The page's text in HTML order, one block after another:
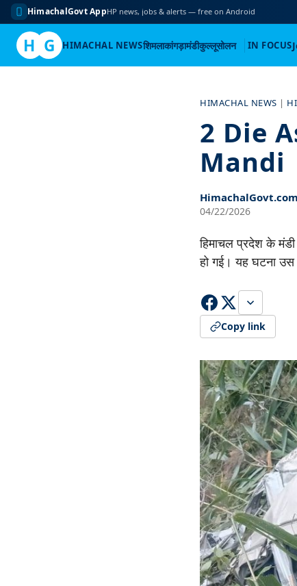
HimachalGovt AppHP news, jobs & alerts — free on Android
H G HIMACHAL NEWSशिमलाकांगड़ामंडीकुल्लूसोलन IN FOCUS
HIMACHAL NEWS |
2 Die
Mandi
04/22/2026
हिमाचल प्रदेश के
हो गई। यह घटना
Copy link